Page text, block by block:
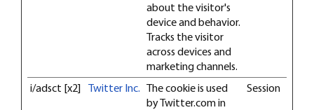
about the visitor's
device and behavior.
Tracks the visitor
across devices and
marketing channels.
i/adsct [x2] Twitter Inc. The cookie is used
by Twitter.com in
Session